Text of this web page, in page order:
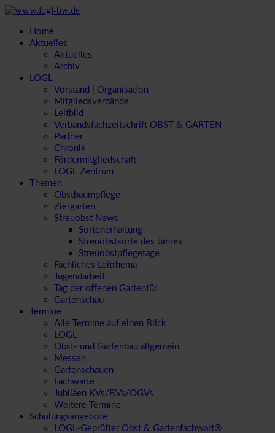
Home
Aktuelles
Aktuelles
Archiv
LOGL
Vorstand | Organisation
Mitgliedsverbände
Leitbild
Verbandsfachzeitschrift OBST & GARTEN
Partner
Chronik
Fördermitgliedschaft
LOGL Zentrum
Themen
Obstbaumpflege
Ziergarten
Streuobst News
Sortenerhaltung
Streuobstsorte des Jahres
Streuobstpflegetage
Fachliches Leitthema
Jugendarbeit
Tag der offenen Gartentür
Gartenschau
Termine
Alle Termine auf einen Blick
LOGL
Obst- und Gartenbau allgemein
Messen
Gartenschauen
Fachwarte
Jubiläen KVs/BVs/OGVs
Weitere Termine
Schulungsangebote
LOGL-Geprüfter Obst & Gartenfachwart®